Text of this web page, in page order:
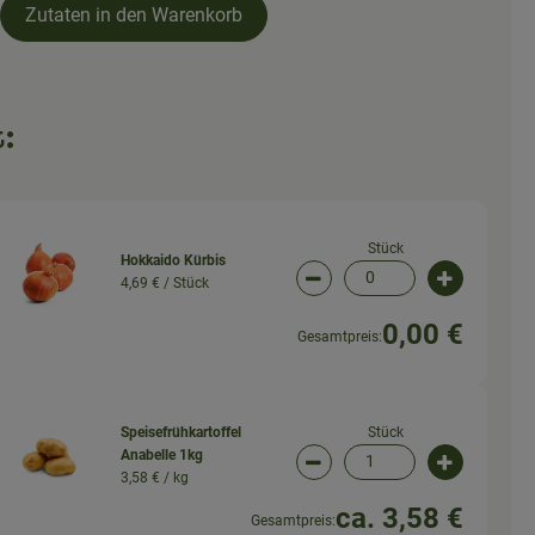
Zutaten in den Warenkorb
ändern
Hokkaido Kürbis
4,69 € / Stück
Stück
Artikelanzahl verringern
Gesamtpreis:0,00 €
ändern
Speisefrühkartoffel
Anabelle 1kg
3,58 € / kg
Stück
Artikelanzahl verringern
Gesamtpreis:ca. 3,58 €